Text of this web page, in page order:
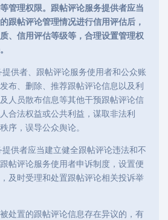
管理权限。跟帖评论服务提供者应当
跟帖评论管理情况进行信用评估后，
、信用评估等级等，合理设置管理权
供者、跟帖评论服务使用者和公众账
布、删除、推荐跟帖评论信息以及利
人员散布信息等其他干预跟帖评论信
合法权益或公共利益，谋取非法利
序，误导公众舆论。
供者应当建立健全跟帖评论违法和不
帖评论服务使用者申诉制度，设置便
及时受理和处置跟帖评论相关投诉举
处置的跟帖评论信息存在异议的，有